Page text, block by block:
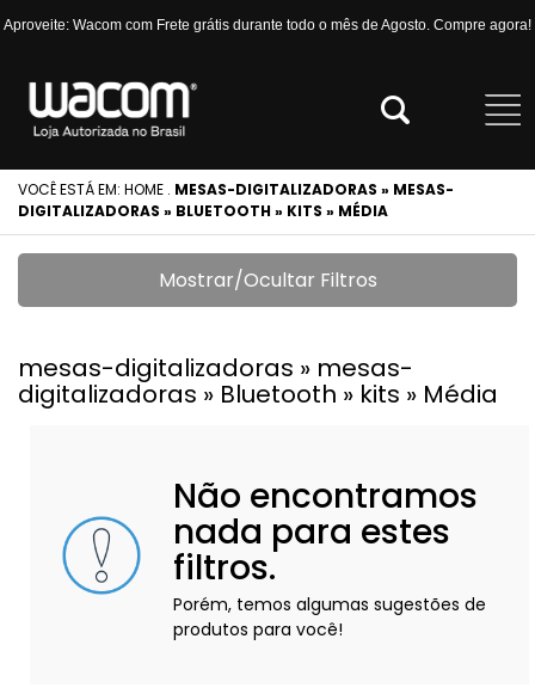
Aproveite: Wacom com Frete grátis durante todo o mês de Agosto. Compre agora!
VOCÊ ESTÁ EM: HOME . MESAS-DIGITALIZADORAS » MESAS-
DIGITALIZADORAS » BLUETOOTH » KITS » MÉDIA
Mostrar/Ocultar Filtros
mesas-digitalizadoras » mesas-
digitalizadoras » Bluetooth » kits » Média
Não encontramos
nada para estes
filtros.
Porém, temos algumas sugestões de
produtos para você!